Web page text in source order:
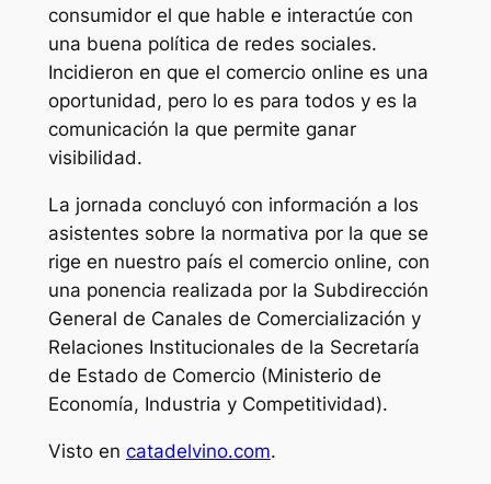
consumidor el que hable e interactúe con
una buena política de redes sociales.
Incidieron en que el comercio online es una
oportunidad, pero lo es para todos y es la
comunicación la que permite ganar
visibilidad.
La jornada concluyó con información a los
asistentes sobre la normativa por la que se
rige en nuestro país el comercio online, con
una ponencia realizada por la Subdirección
General de Canales de Comercialización y
Relaciones Institucionales de la Secretaría
de Estado de Comercio (Ministerio de
Economía, Industria y Competitividad).
Visto en catadelvino.com.